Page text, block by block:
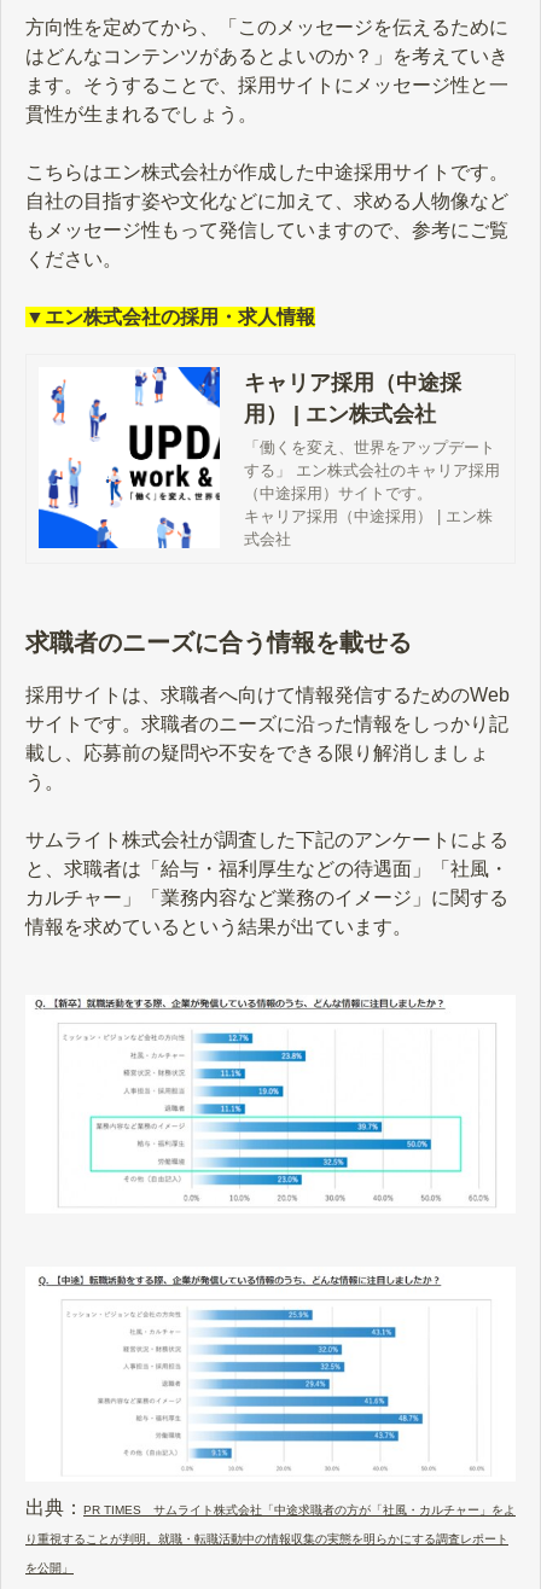
方向性を定めてから、「このメッセージを伝えるために
はどんなコンテンツがあるとよいのか？」を考えていき
ます。そうすることで、採用サイトにメッセージ性と一
貫性が生まれるでしょう。
こちらはエン株式会社が作成した中途採用サイトです。
自社の目指す姿や文化などに加えて、求める人物像など
もメッセージ性もって発信していますので、参考にご覧
ください。
▼エン株式会社の採用・求人情報
キャリア採用（中途採
用） | エン株式会社
「働くを変え、世界をアップデート
する」 エン株式会社のキャリア採用
（中途採用）サイトです。
キャリア採用（中途採用） | エン株
式会社
求職者のニーズに合う情報を載せる
採用サイトは、求職者へ向けて情報発信するためのWeb
サイトです。求職者のニーズに沿った情報をしっかり記
載し、応募前の疑問や不安をできる限り解消しましょ
う。
サムライト株式会社が調査した下記のアンケートによる
と、求職者は「給与・福利厚生などの待遇面」「社風・
カルチャー」「業務内容など業務のイメージ」に関する
情報を求めているという結果が出ています。
出典： PR TIMES サムライト株式会社「中途求職者の方が「社風・カルチャー」をよ
り重視することが判明。就職・転職活動中の情報収集の実態を明らかにする調査レポート
を公開」